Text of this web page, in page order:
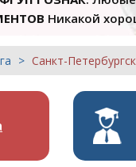
Никакой
Санкт-